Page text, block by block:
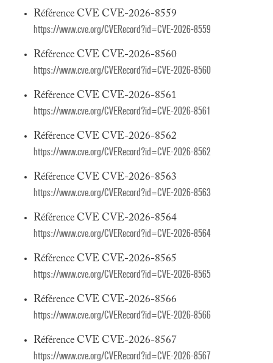
Référence CVE CVE-2026-8559
https://www.cve.org/CVERecord?id=CVE-2026-8559
Référence CVE CVE-2026-8560
https://www.cve.org/CVERecord?id=CVE-2026-8560
Référence CVE CVE-2026-8561
https://www.cve.org/CVERecord?id=CVE-2026-8561
Référence CVE CVE-2026-8562
https://www.cve.org/CVERecord?id=CVE-2026-8562
Référence CVE CVE-2026-8563
https://www.cve.org/CVERecord?id=CVE-2026-8563
Référence CVE CVE-2026-8564
https://www.cve.org/CVERecord?id=CVE-2026-8564
Référence CVE CVE-2026-8565
https://www.cve.org/CVERecord?id=CVE-2026-8565
Référence CVE CVE-2026-8566
https://www.cve.org/CVERecord?id=CVE-2026-8566
Référence CVE CVE-2026-8567
https://www.cve.org/CVERecord?id=CVE-2026-8567